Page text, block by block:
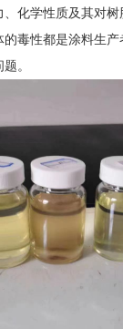
化学性质及其对
毒性都是涂料生
。